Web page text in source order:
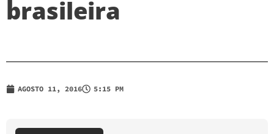
brasileira
AGOSTO 11, 2016 5:15 PM